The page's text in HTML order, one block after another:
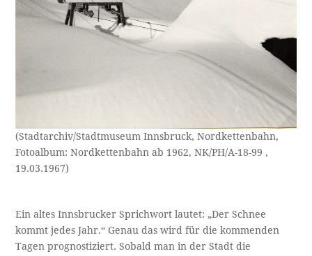
(Stadtarchiv/Stadtmuseum Innsbruck, Nordkettenbahn,
Fotoalbum: Nordkettenbahn ab 1962, NK/PH/A-18-99 ,
19.03.1967)
Ein altes Innsbrucker Sprichwort lautet: „Der Schnee
kommt jedes Jahr.“ Genau das wird für die kommenden
Tagen prognostiziert. Sobald man in der Stadt die